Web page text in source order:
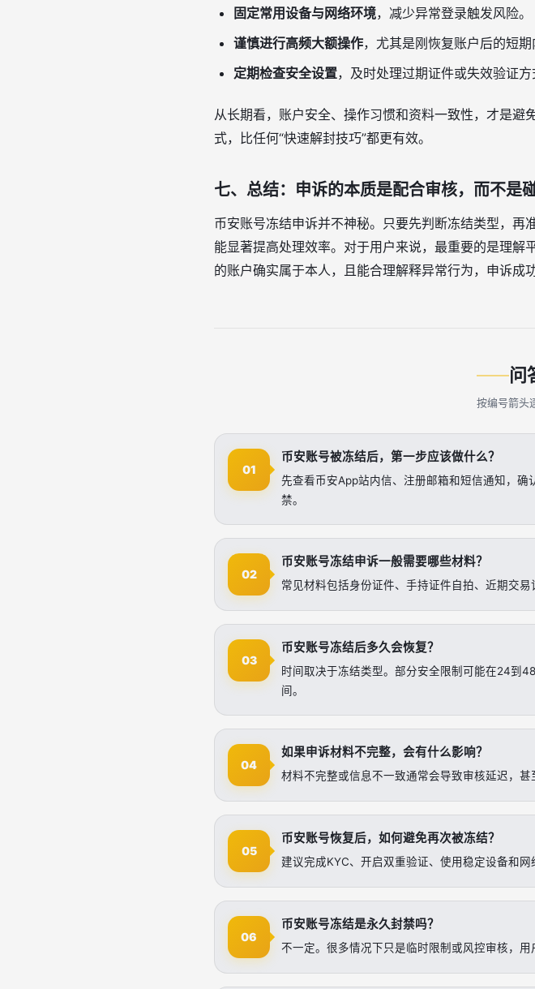
固定常用设备与网络环境，减少异常登录触发风险。
谨慎进行高频大额操作，尤其是刚恢复账户后的短期
定期检查安全设置，及时处理过期证件或失效验证方
从长期看，账户安全、操作习惯和资料一致性，才是
式，比任何“快速解封技巧”都更有效。
七、总结：申诉的本质是配合审核，而不是
币安账号冻结申诉并不神秘。只要先判断冻结类型，
能显著提高处理效率。对于用户来说，最重要的是理解
的账户确实属于本人，且能合理解释异常行为，申诉成
问
按编号箭头
01
币安账号被冻结后，第一步应该做什么？
先查看币安App站内信、注册邮箱和短信通知，
禁。
02
币安账号冻结申诉一般需要哪些材料？
常见材料包括身份证件、手持证件自拍、近期交
03
币安账号冻结后多久会恢复？
时间取决于冻结类型。部分安全限制可能在24到
间。
04
如果申诉材料不完整，会有什么影响？
材料不完整或信息不一致通常会导致审核延迟，
05
币安账号恢复后，如何避免再次被冻结？
建议完成KYC、开启双重验证、使用稳定设备和
06
币安账号冻结是永久封禁吗？
不一定。很多情况下只是临时限制或风控审核，